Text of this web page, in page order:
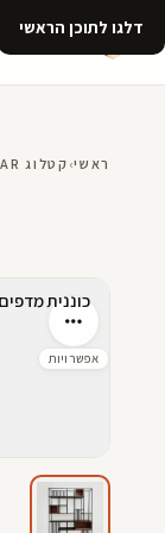
דלגו לתוכן הראשי
קטלוג
ראשי› קטלוג 3D AR